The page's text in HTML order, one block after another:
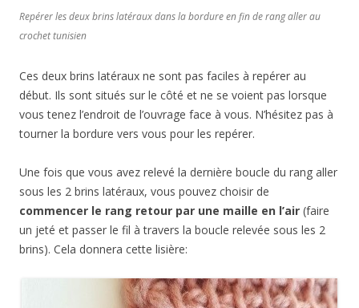
Repérer les deux brins latéraux dans la bordure en fin de rang aller au
crochet tunisien
Ces deux brins latéraux ne sont pas faciles à repérer au
début. Ils sont situés sur le côté et ne se voient pas lorsque
vous tenez l’endroit de l’ouvrage face à vous. N’hésitez pas à
tourner la bordure vers vous pour les repérer.
Une fois que vous avez relevé la dernière boucle du rang aller
sous les 2 brins latéraux, vous pouvez choisir de
commencer le rang retour par une maille en l’air (faire
un jeté et passer le fil à travers la boucle relevée sous les 2
brins). Cela donnera cette lisière: